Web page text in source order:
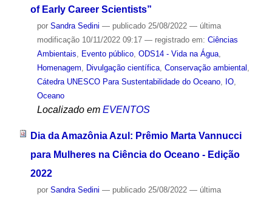
of Early Career Scientists”
por Sandra Sedini — publicado25/08/2022 — última
modificação10/11/2022 09:17 — registrado em: Ciências
Ambientais
Evento público, ODS14 - Vida na Água,
Homenagem
Divulgação científica, Conservação ambiental
Cátedra UNESCO Para Sustentabilidade do Oceano, IO,
Oceano
Localizado em EVENTOS
Dia da Amazônia Azul: Prêmio Marta Vannucci
para Mulheres na Ciência do Oceano - Edição
2022
por Sandra Sedini — publicado25/08/2022 — última